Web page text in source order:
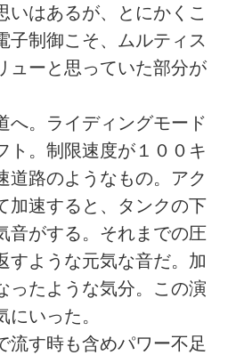
いはあるが、とにかくこ
子制御こそ、ムルティス
ューと思っていた部分が
。ライディングモード
ト。制限速度が１００キ
道路のようなもの。アク
加速すると、タンクの下
音がする。それまでの圧
すような元気な音だ。加
ったような気分。この演
いった。
す時も含めパワー不足